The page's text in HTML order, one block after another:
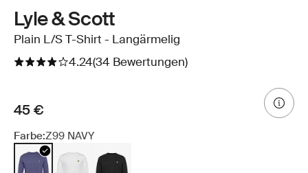
Lyle & Scott
Plain L/S T-Shirt - Langärmelig
4.24(34 Bewertungen)
45 €
Farbe:Z99 NAVY